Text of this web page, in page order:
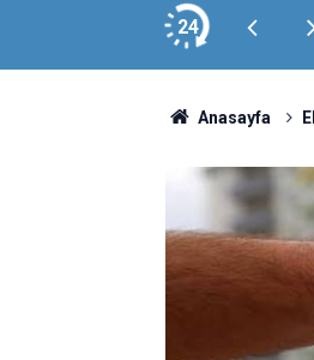
24
Ağabeyi Hür Ağbaba,
Anasayfa